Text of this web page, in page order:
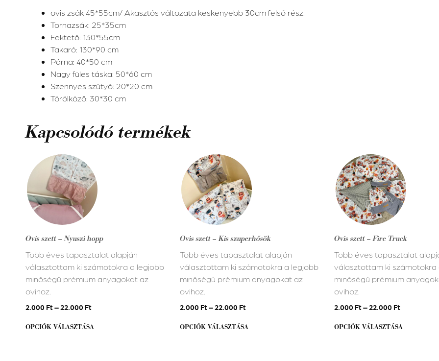
ovis zsák 45*55cm/ Akasztós változata keskenyebb 30cm felső rész.
Tornazsák: 25*35cm
Fektető: 130*55cm
Takaró: 130*90 cm
Párna: 40*50 cm
Nagy füles táska: 50*60 cm
Szennyes szütyő: 20*20 cm
Törölköző: 30*30 cm
Kapcsolódó termékek
Ovis szett – Nyuszi hopp
Több éves tapasztalat alapján
választottam ki számotokra a legjobb
minőségű prémium anyagokat az
ovihoz.
2.000 Ft–22.000 Ft
OPCIÓK VÁLASZTÁSA
Ennek
terméknek
több
variációja
van.
változatok
a
termékoldalon
választhatók
ki
Ovis szett – Kis szuperhősök
Több éves tapasztalat alapján
választottam ki számotokra a legjobb
minőségű prémium anyagokat az
ovihoz.
2.000 Ft–22.000 Ft
OPCIÓK VÁLASZTÁSA
Ennek
terméknek
több
variációja
van.
változatok
a
termékoldalon
választhatók
ki
Ovis szett – Fire Truck
Több éves tapasztalat
választottam ki számotokra
minőségű prémium
ovihoz.
2.000 Ft–22.000 Ft
OPCIÓK VÁLASZTÁSA
Ennek
terméknek
több
variációja
van.
változatok
a
termékoldalon
választhatók
ki